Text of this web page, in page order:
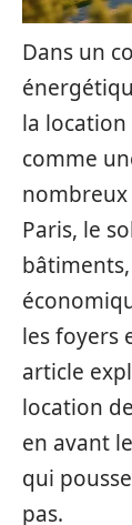
Dans un
la location
comme
Paris, le
les foyers
article
location
en avant
qui
pas.